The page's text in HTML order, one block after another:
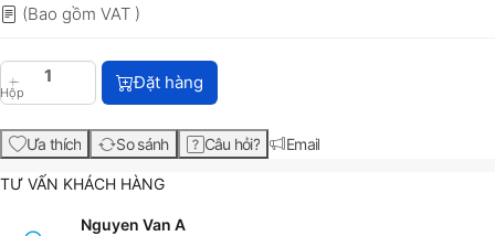
(Bao gồm VAT )
Hộp
HP 81 680-ml Cyan DesignJet Dye Ink Cartridge
Đặt hàng
Ưa thích So sánh Câu hỏi? Email
TƯ VẤN KHÁCH HÀNG
Nguyen Van A